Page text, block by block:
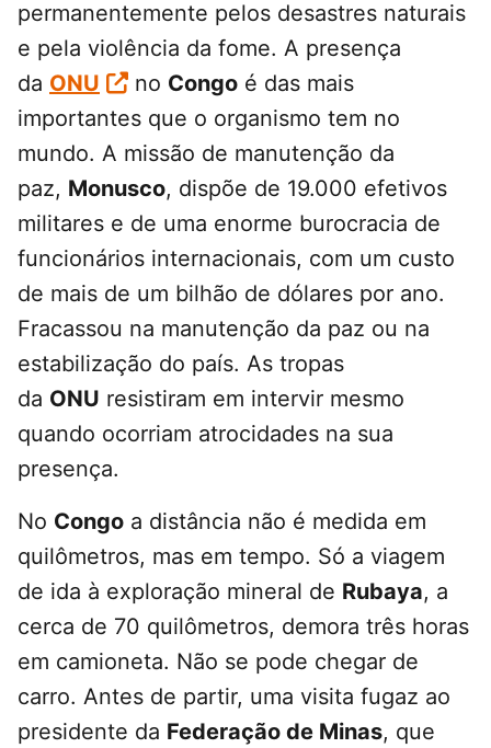
permanentemente pelos desastres naturais
e pela violência da fome. A presença
da ONU no Congo é das mais
importantes que o organismo tem no
mundo. A missão de manutenção da
paz, Monusco, dispõe de 19.000 efetivos
militares e de uma enorme burocracia de
funcionários internacionais, com um custo
de mais de um bilhão de dólares por ano.
Fracassou na manutenção da paz ou na
estabilização do país. As tropas
da ONU resistiram em intervir mesmo
quando ocorriam atrocidades na sua
presença.
No Congo a distância não é medida em
quilômetros, mas em tempo. Só a viagem
de ida à exploração mineral de Rubaya, a
cerca de 70 quilômetros, demora três horas
em camioneta. Não se pode chegar de
carro. Antes de partir, uma visita fugaz ao
presidente da Federação de Minas, que